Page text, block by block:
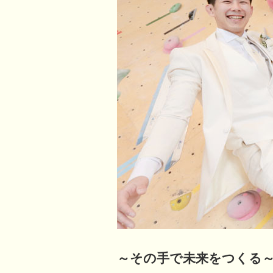
～その手で未来をつくる